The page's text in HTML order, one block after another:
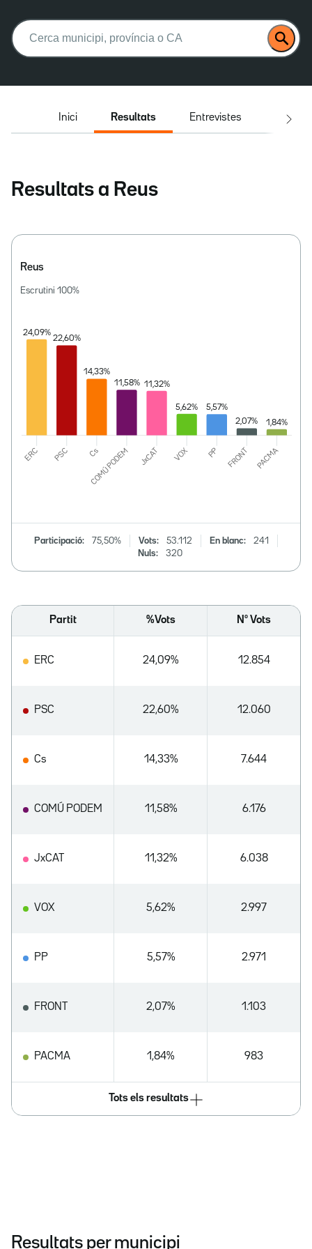
Buscar:
Inici Resultats Entrevistes El
Resultats a Reus
Reus
Escrutini 100%
Participació: 75,50% Vots: 53.112 En blanc:
241
Nuls:
320
Partit %Vots Nº Vots
ERC 24,09% 12.854
PSC 22,60% 12.060
Cs 14,33% 7.644
COMÚ PODEM 11,58% 6.176
JxCAT 11,32% 6.038
VOX 5,62% 2.997
PP 5,57% 2.971
FRONT 2,07% 1.103
PACMA 1,84% 983
Tots els resultats
Resultats per municipi